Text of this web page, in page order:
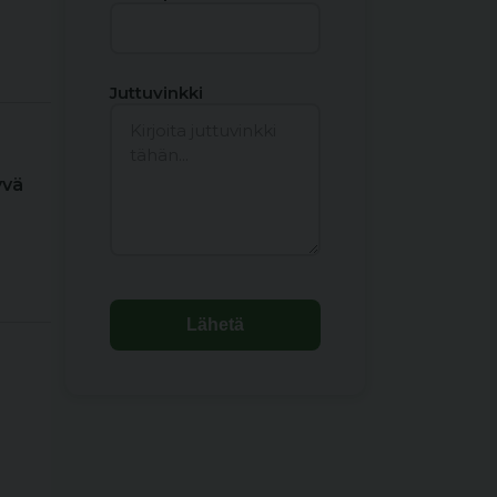
Juttuvinkki
Lähetä